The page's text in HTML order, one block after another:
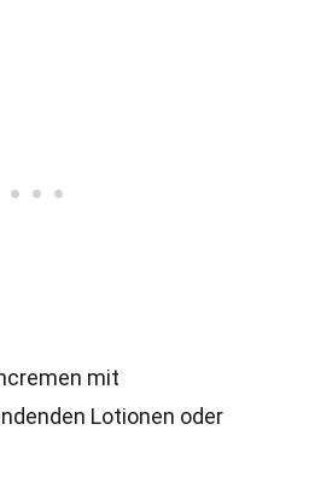
mit
Lotionen oder